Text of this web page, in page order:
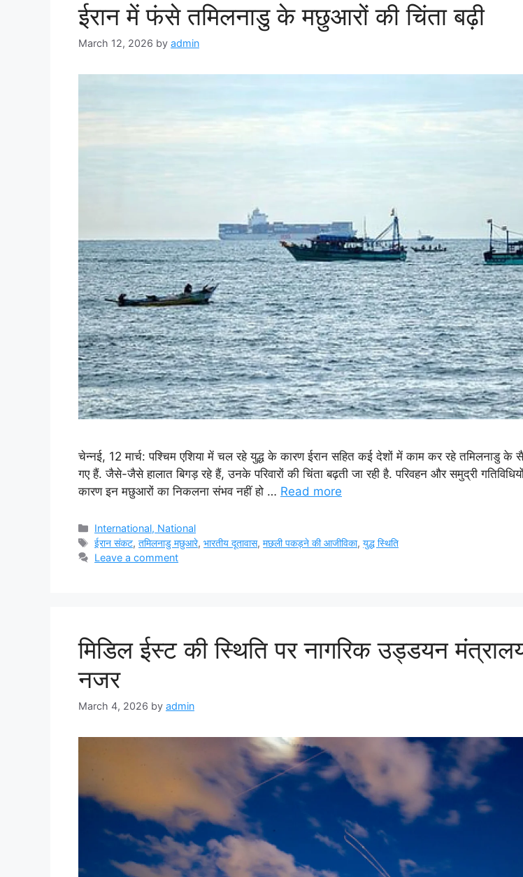
ईरान में फंसे तमिलनाडु के मछुआरों की चिंता बढ़ी
March 12, 2026 by admin
चेन्नई, 12 मार्च: पश्चिम एशिया में चल रहे युद्ध के कारण ईरान सहित कई देशों में काम कर रहे तमिलनाडु
गए हैं. जैसे-जैसे हालात बिगड़ रहे हैं, उनके परिवारों की चिंता बढ़ती जा रही है. परिवहन और समुद्री
कारण इन मछुआरों का निकलना संभव नहीं हो … Read more
Categories
International, National
Tags
ईरान संकट,तमिलनाडु मछुआरे,भारतीय दूतावास,मछली पकड़ने की आजीविका,युद्ध स्थिति
Leave a comment
मिडिल ईस्ट की स्थिति पर नागरिक उड्डयन
नजर
March 4, 2026 by admin